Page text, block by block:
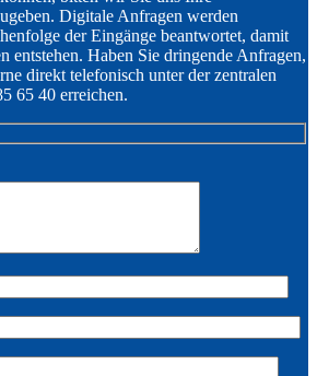
Digitale Anfragen werden
der Eingänge beantwortet, damit
entstehen. Haben Sie dringende Anfragen,
direkt telefonisch unter der zentralen
65 40 erreichen.